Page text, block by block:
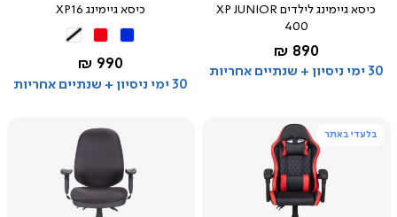
rating
כיסא גיימינג לילדים XP JUNIOR
400
החל מ-
890 ₪
30 ימי ניסיון + שנתיים אחריות
שחור
rating
כיסא גיימינג XP16
שחורשחור
החל מ-
990 ₪
30 ימי ניסיון + שנתיים אחריות
בלעדי באתר
צפייה
צפייה